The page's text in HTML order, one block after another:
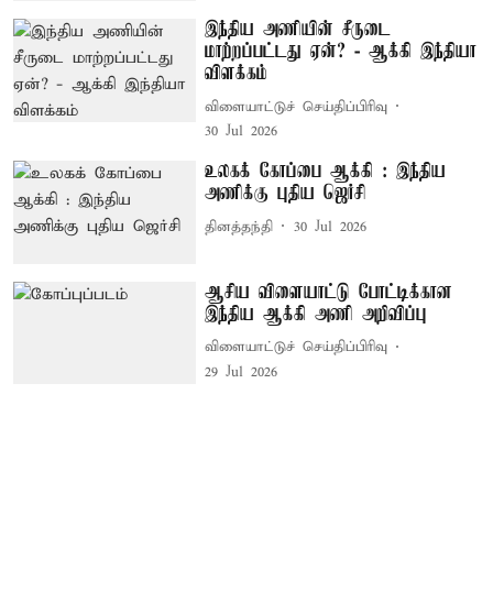
இந்திய அணியின் சீருடை
மாற்றப்பட்டது ஏன்? - ஆக்கி இந்தியா
விளக்கம்
விளையாட்டுச் செய்திப்பிரிவு
30 Jul 2026
உலகக் கோப்பை ஆக்கி : இந்திய
அணிக்கு புதிய ஜெர்சி
தினத்தந்தி 30 Jul 2026
ஆசிய விளையாட்டு போட்டிக்கான
இந்திய ஆக்கி அணி அறிவிப்பு
விளையாட்டுச் செய்திப்பிரிவு
29 Jul 2026